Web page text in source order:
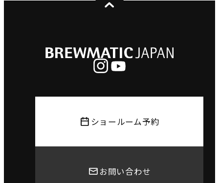
ショールーム予約
お問い合わせ